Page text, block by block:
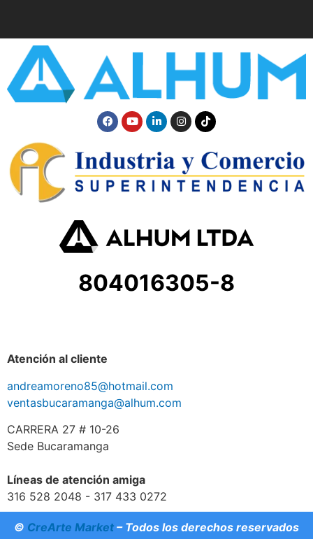
804016305-8
Atención al cliente
andreamoreno85@hotmail.com
ventasbucaramanga@alhum.com
CARRERA 27 # 10-26
Sede Bucaramanga
Líneas de atención amiga
316 528 2048 - 317 433 0272
© CreArte Market – Todos los derechos reservados